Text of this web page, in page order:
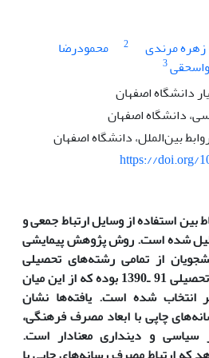
زهره مرندی 2
محمود‌‌رضا
3
دانشگاه اصفهان
دانشگاه اصفهان
بین‌الملل، دانشگاه اصفهان
https://doi.org/
بین استفاده از وسایل ارتباط جمعی و
شده است. روش پژوهش پیمایشی
از تمامی رشته‌های تحصیلی
دانشگاه اصفهان در سال تحصیلی 91 ـ1390 بوده که از این میان
به حجم 138نفر انتخاب شده است. یافته‌ها نشان
چاپی با ابعاد مصرف فرهنگی،
سیاسی و دینداری معنادار است.